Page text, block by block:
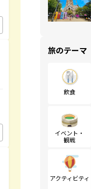
旅のテーマ
飲食
イベント・
観戦
アクティビティ